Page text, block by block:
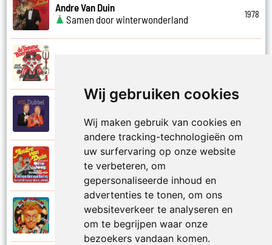
Wij gebruiken cookies
Wij maken gebruik van cookies en
andere tracking-technologieën om
uw surfervaring op onze website
te verbeteren, om
gepersonaliseerde inhoud en
advertenties te tonen, om ons
websiteverkeer te analyseren en
om te begrijpen waar onze
bezoekers vandaan komen.
Andre Van Duin
Samen door winterwonderland
1978
Schijt maar in me pannetje
Andre Van Duin
Schrijf naar ome Joop
Andre Van Duin en Frans Van Dusschoten